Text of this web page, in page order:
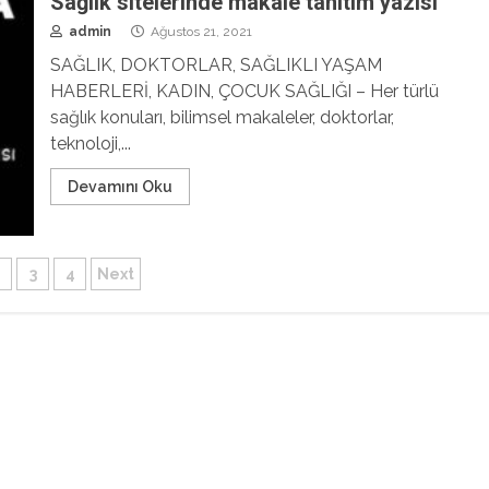
admin Ağustos 21, 2021
SAĞLIK, DOKTORLAR, SAĞLIKLI YAŞAM
HABERLERİ, KADIN, ÇOCUK SAĞLIĞI – Her türlü
sağlık konuları, bilimsel makaleler, doktorlar,
teknoloji,...
Devamını Oku
3 4 Next